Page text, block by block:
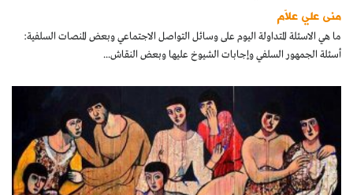
منى علي علاّم
ما هي الاسئلة المتداولة اليوم على وسائل التواصل الاجتماعي وبعض المنصات السلفية:
أسئلة الجمهور السلفي وإجابات الشيوخ عليها وبعض النقاش...